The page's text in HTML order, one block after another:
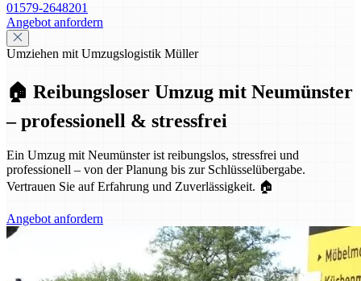
01579-2648201
Angebot anfordern
Umziehen mit Umzugslogistik Müller
🏠 Reibungsloser Umzug mit Neumünster
– professionell & stressfrei
Ein Umzug mit Neumünster ist reibungslos, stressfrei und
professionell – von der Planung bis zur Schlüsselübergabe.
Vertrauen Sie auf Erfahrung und Zuverlässigkeit. 🏠
Angebot anfordern